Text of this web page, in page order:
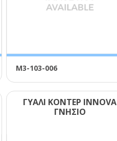
Μ3-103-006
ΓΥΑΛΙ ΚΟΝΤΕΡ ΙΝΝΟVΑ
ΓΝΗΣΙΟ